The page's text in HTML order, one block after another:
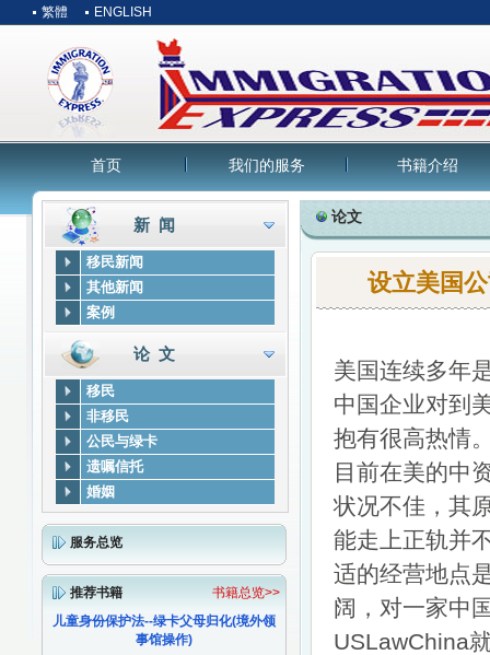
繁體 ENGLISH
首页 我们的服务 书籍介绍
新 闻
移民新闻
其他新闻
案例
论 文
移民
非移民
公民与绿卡
遗嘱信托
婚姻
服务总览
推荐书籍
书籍总览>>
儿童身份保护法--绿卡父母归化(境外领
事馆操作)
论文
设立美国
美国连续多年
中国企业对到
抱有很高热情
目前在美的中
状况不佳，其
能走上正轨并
适的经营地点
阔，对一家中
USLawChina